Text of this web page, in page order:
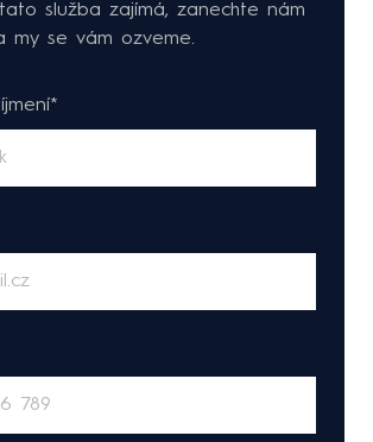
služba zajímá, zanechte nám
my se vám ozveme.